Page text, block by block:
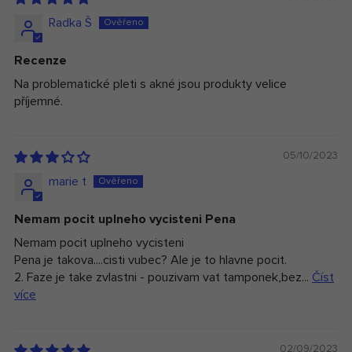
Melia Azadirachta Leaf Extract, Ocimum Sanctum Leaf
Oil, Octyldodecanol, Pogostemon Cablin (Patchouli)
Leaf Extract, Cocos Nucifera (Coconut) Fruit Extract,
Citric Acid, Sodium Benzoate, Potassium Sorbate,
Xanthan Gum, Eugenol*.
Radka Š
Recenze
Na problematické pleti s akné jsou produkty velice
příjemné.
05/10/2023
marie t
Nemam pocit uplneho vycisteni Pena
Nemam pocit uplneho vycisteni
Pena je takova....cisti vubec? Ale je to hlavne pocit.
2. Faze je take zvlastni - pouzivam vat tamponek,bez... Číst
více
02/09/2023